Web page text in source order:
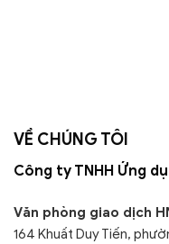
VỀ CHÚNG TÔI
Công ty TNHH Ứng
Văn phòng giao dịch
164 Khuất Duy Tiến,